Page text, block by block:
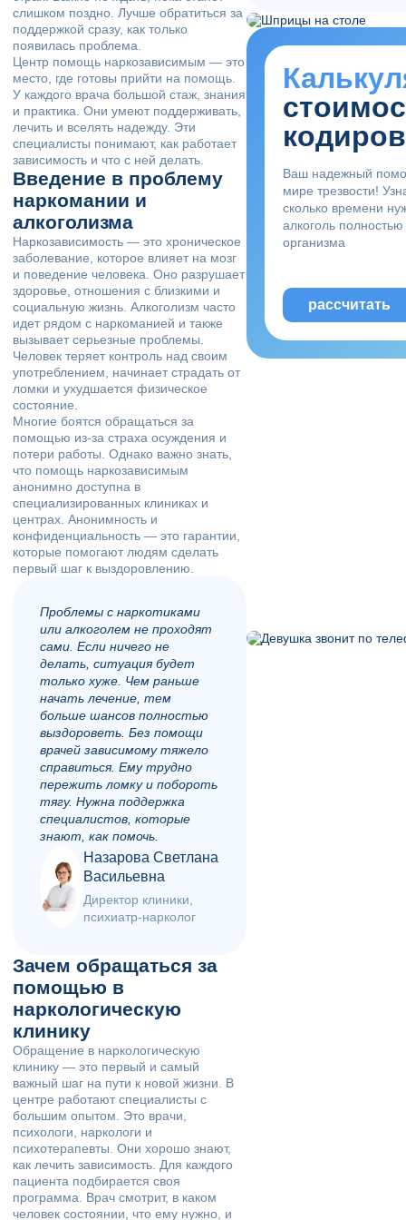
слишком поздно. Лучше обратиться за
поддержкой сразу, как только
появилась проблема.
Центр помощь наркозависимым — это
место, где готовы прийти на помощь.
У каждого врача большой стаж, знания
и практика. Они умеют поддерживать,
лечить и вселять надежду. Эти
специалисты понимают, как работает
зависимость и что с ней делать.
Введение в проблему
наркомании и
алкоголизма
Наркозависимость — это хроническое
заболевание, которое влияет на мозг
и поведение человека. Оно разрушает
здоровье, отношения с близкими и
социальную жизнь. Алкоголизм часто
идет рядом с наркоманией и также
вызывает серьезные проблемы.
Человек теряет контроль над своим
употреблением, начинает страдать от
ломки и ухудшается физическое
состояние.
Многие боятся обращаться за
помощью из-за страха осуждения и
потери работы. Однако важно знать,
что помощь наркозависимым
анонимно доступна в
специализированных клиниках и
центрах. Анонимность и
конфиденциальность — это гарантии,
которые помогают людям сделать
первый шаг к выздоровлению.
Проблемы с наркотиками
или алкоголем не проходят
сами. Если ничего не
делать, ситуация будет
только хуже. Чем раньше
начать лечение, тем
больше шансов полностью
выздороветь. Без помощи
врачей зависимому тяжело
справиться. Ему трудно
пережить ломку и побороть
тягу. Нужна поддержка
специалистов, которые
знают, как помочь.
Назарова Светлана
Васильевна
Директор клиники,
психиатр-нарколог
Зачем обращаться за
помощью в
наркологическую
клинику
Обращение в наркологическую
клинику — это первый и самый
важный шаг на пути к новой жизни. В
центре работают специалисты с
большим опытом. Это врачи,
психологи, наркологи и
психотерапевты. Они хорошо знают,
как лечить зависимость. Для каждого
пациента подбирается своя
программа. Врач смотрит, в каком
человек состоянии, что ему нужно, и
Ваш надежный
мире трезвости!
сколько времени
алкоголь
организма
рассчитать